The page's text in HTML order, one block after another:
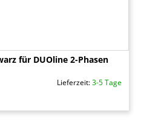
für DUOline 2-Phasen
Lieferzeit:3-5 Tage